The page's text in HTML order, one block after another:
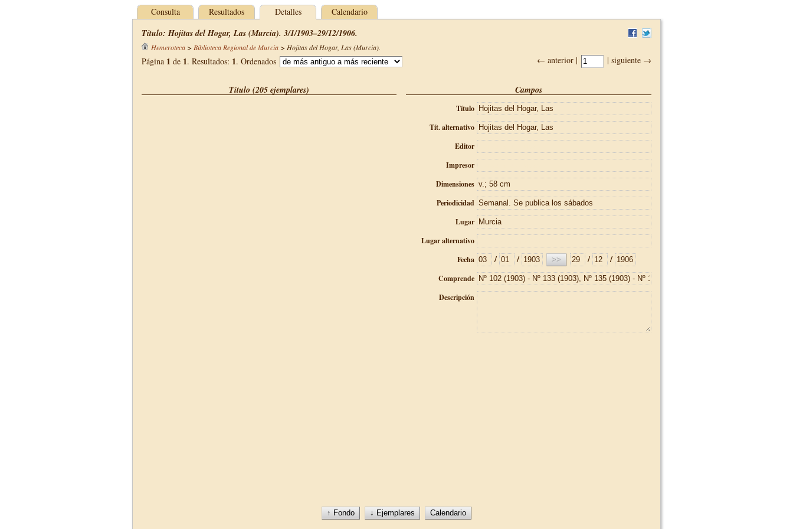
Consulta Resultados Detalles Calendario
Título: Hojitas del Hogar, Las (Murcia). 3/1/1903–29/12/1906.
Hemeroteca> Biblioteca Regional de Murcia> Hojitas del Hogar, Las (Murcia).
← anterior | | siguiente →
Página 1 de 1. Resultados: 1. Ordenados
Título (205 ejemplares) Campos
Título
Tít. alternativo
Editor
Impresor
Dimensiones
Periodicidad
Lugar
Lugar alternativo
Fecha
/ / / /
Comprende
Descripción